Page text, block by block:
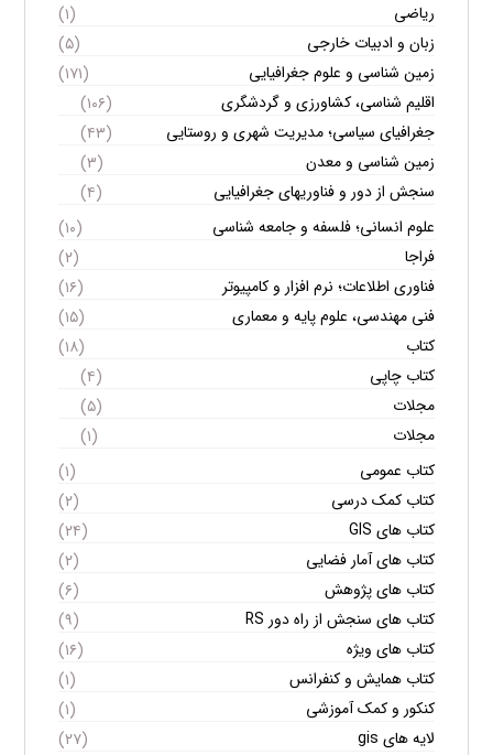
ریاضی
(۱)
زبان و ادبیات خارجی
(۵)
زمین شناسی و علوم جغرافیایی
(۱۷۱)
اقلیم شناسی، کشاورزی و گردشگری
(۱۰۶)
جغرافیای سیاسی؛ مدیریت شهری و روستایی
(۴۳)
زمین شناسی و معدن
(۳)
سنجش از دور و فناوریهای جغرافیایی
(۴)
علوم انسانی؛ فلسفه و جامعه شناسی
(۱۰)
فراجا
(۲)
فناوری اطلاعات؛ نرم افزار و کامپیوتر
(۱۶)
فنی مهندسی، علوم پایه و معماری
(۱۵)
کتاب
(۱۸)
کتاب چاپی
(۴)
مجلات
(۵)
مجلات
(۱)
کتاب عمومی
(۱)
کتاب کمک درسی
(۲)
کتاب های GIS
(۲۴)
کتاب های آمار فضایی
(۲)
کتاب های پژوهش
(۶)
کتاب های سنجش از راه دور RS
(۹)
کتاب های ویژه
(۱۶)
کتاب همایش و کنفرانس
(۱)
کنکور و کمک آموزشی
(۱)
لایه های gis
(۲۷)